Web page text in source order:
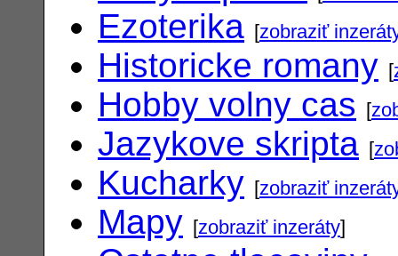
Ezoterika [zobraziť
Historicke romany [
Hobby volny cas [
Jazykove skripta [
Kucharky [zobraziť
Mapy [zobraziť inzeráty]